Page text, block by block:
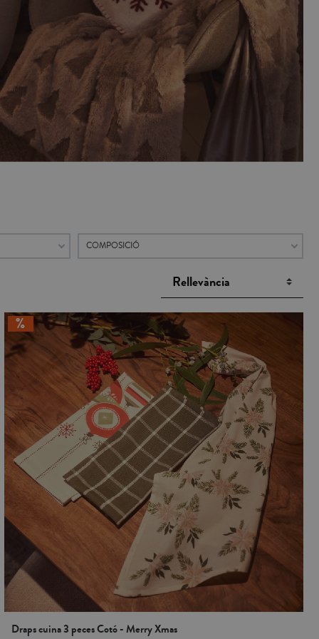
COMPOSICIÓ
Draps cuina 3 peces Cotó - Merry Xmas